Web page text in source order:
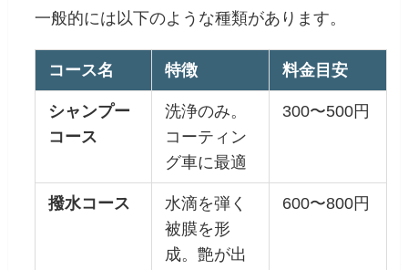
一般的には以下のような種類があります。
コース名 特徴 料金目安
シャンプー
コース
洗浄のみ。
コーティン
グ車に最適
300〜500円
撥水コース
水滴を弾く
被膜を形
成。艶が出
600〜800円